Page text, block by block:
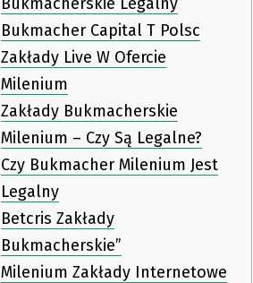
Bukmacher Capital T Polsc
Zakłady Live W Ofercie
Milenium
Zakłady Bukmacherskie
Milenium – Czy Są Legalne?
Czy Bukmacher Milenium Jest
Legalny
Betcris Zakłady
Bukmacherskie”
Milenium Zakłady Internetowe